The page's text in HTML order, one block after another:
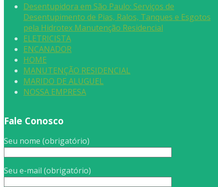
Desentupidora em São Paulo: Serviços de
Desentupimento de Pias, Ralos, Tanques e Esgotos
pela Hidrotex Manutenção Residencial
ELETRICISTA
ENCANADOR
HOME
MANUTENÇÃO RESIDENCIAL
MARIDO DE ALUGUEL
NOSSA EMPRESA
Fale Conosco
Seu nome (obrigatório)
Seu e-mail (obrigatório)